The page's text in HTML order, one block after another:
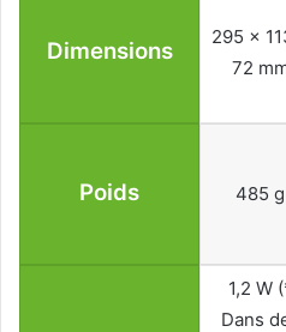
Dimensions
295 x
72
Poids 485 g
1,2 W
Dans